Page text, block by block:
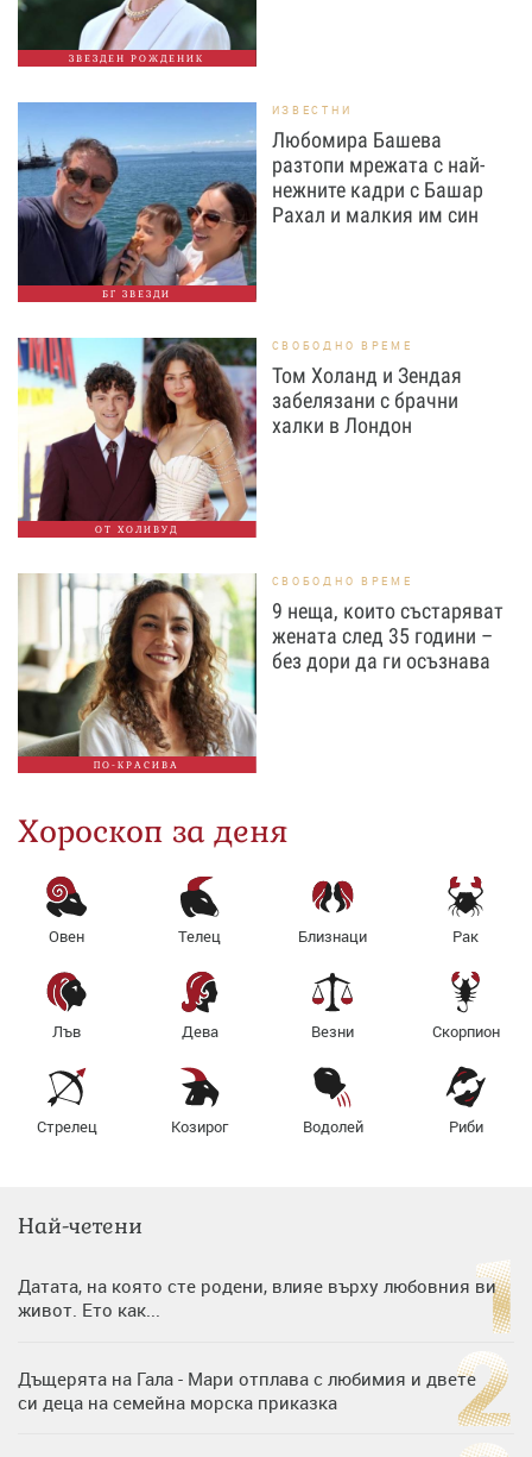
ЗВЕЗДЕН РОЖДЕНИК
БГ ЗВЕЗДИ
ИЗВЕСТНИ
Любомира Башева
разтопи мрежата с най-
нежните кадри с Башар
Рахал и малкия им син
ОТ ХОЛИВУД
СВОБОДНО ВРЕМЕ
Том Холанд и Зендая
забелязани с брачни
халки в Лондон
ПО-КРАСИВА
СВОБОДНО ВРЕМЕ
9 неща, които състаряват
жената след 35 години –
без дори да ги осъзнава
Хороскоп за деня
Овен Телец Близнаци Рак
Лъв Дева Везни Скорпион
Стрелец Козирог Водолей Риби
Най-четени
Датата, на която сте родени, влияе върху любовния ви
живот. Ето как...
Дъщерята на Гала - Мари отплава с любимия и двете
си деца на семейна морска приказка